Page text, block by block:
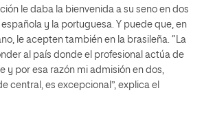
le daba la bienvenida a su seno en dos
y la portuguesa. Y puede que, en
le acepten también en la brasileña. “La
al país donde el profesional actúa de
y por esa razón mi admisión en dos,
central, es excepcional”, explica el